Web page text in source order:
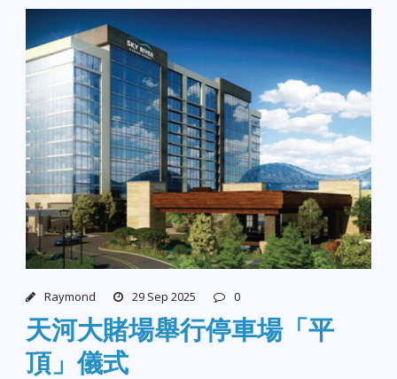
Raymond 29 Sep 2025 0
天河大賭場舉行停車場「平
頂」儀式